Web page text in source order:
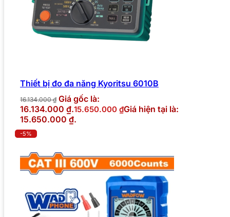
Thiết bị đo đa năng Kyoritsu 6010B
16.134.000₫ Giá gốc là:
16.134.000 ₫.15.650.000 ₫Giá hiện tại là:
15.650.000 ₫.
-5%